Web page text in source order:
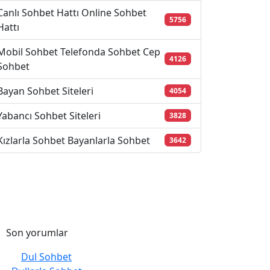
Sohbet Hattı Online Sohbet
5756
Sohbet Telefonda Sohbet Cep
4126
Sohbet Siteleri 4054
Sohbet Siteleri 3828
Sohbet Bayanlarla Sohbet 3642
Son yorumlar
Dul Sohbet